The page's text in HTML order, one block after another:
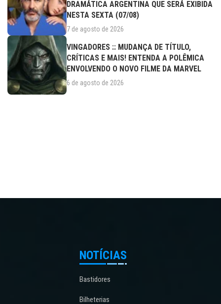
DRAMÁTICA ARGENTINA QUE SERÁ EXIBIDA
NESTA SEXTA (07/08)
7 de agosto de 2026
VINGADORES :: MUDANÇA DE TÍTULO,
CRÍTICAS E MAIS! ENTENDA A POLÊMICA
ENVOLVENDO O NOVO FILME DA MARVEL
6 de agosto de 2026
NOTÍCIAS
Bastidores
Bilheterias